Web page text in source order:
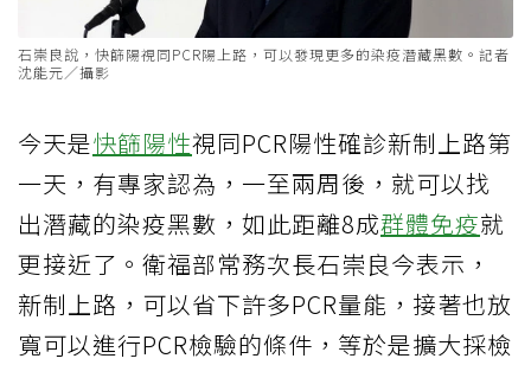
石崇良說，快篩陽視同PCR陽上路，可以發現更多的染疫潛藏黑數。記者
沈能元／攝影
今天是快篩陽性視同PCR陽性確診新制上路第
一天，有專家認為，一至兩周後，就可以找
出潛藏的染疫黑數，如此距離8成群體免疫就
更接近了。衛福部常務次長石崇良今表示，
新制上路，可以省下許多PCR量能，接著也放
寬可以進行PCR檢驗的條件，等於是擴大採檢